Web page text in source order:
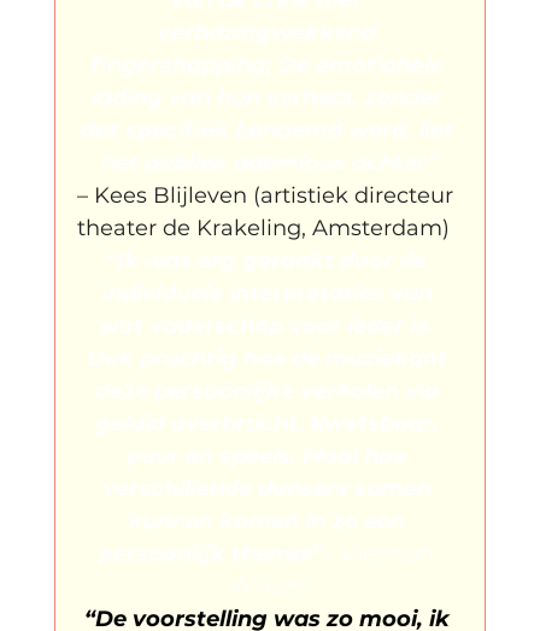
– Kees Blijleven (artistiek directeur
theater de Krakeling, Amsterdam)
“De voorstelling was zo mooi, ik